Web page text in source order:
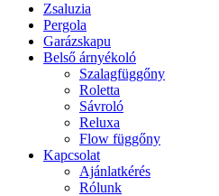
Zsaluzia
Pergola
Garázskapu
Belső árnyékoló
Szalagfüggőny
Roletta
Sávroló
Reluxa
Flow függőny
Kapcsolat
Ajánlatkérés
Rólunk